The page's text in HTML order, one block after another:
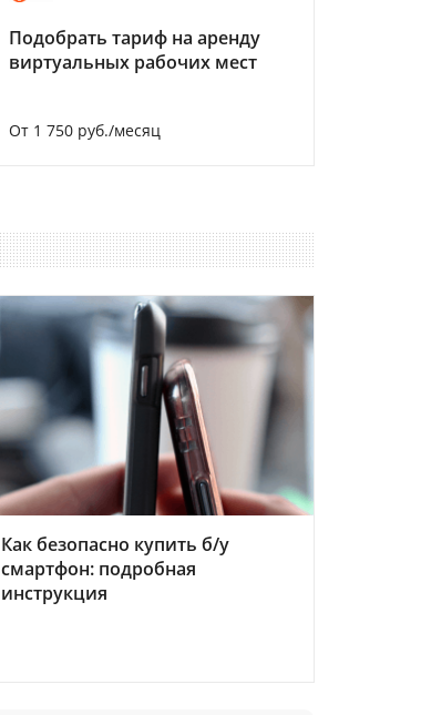
Подобрать тариф на аренду
виртуальных рабочих мест
От 1 750 руб./месяц
Как безопасно купить б/у
смартфон: подробная
инструкция